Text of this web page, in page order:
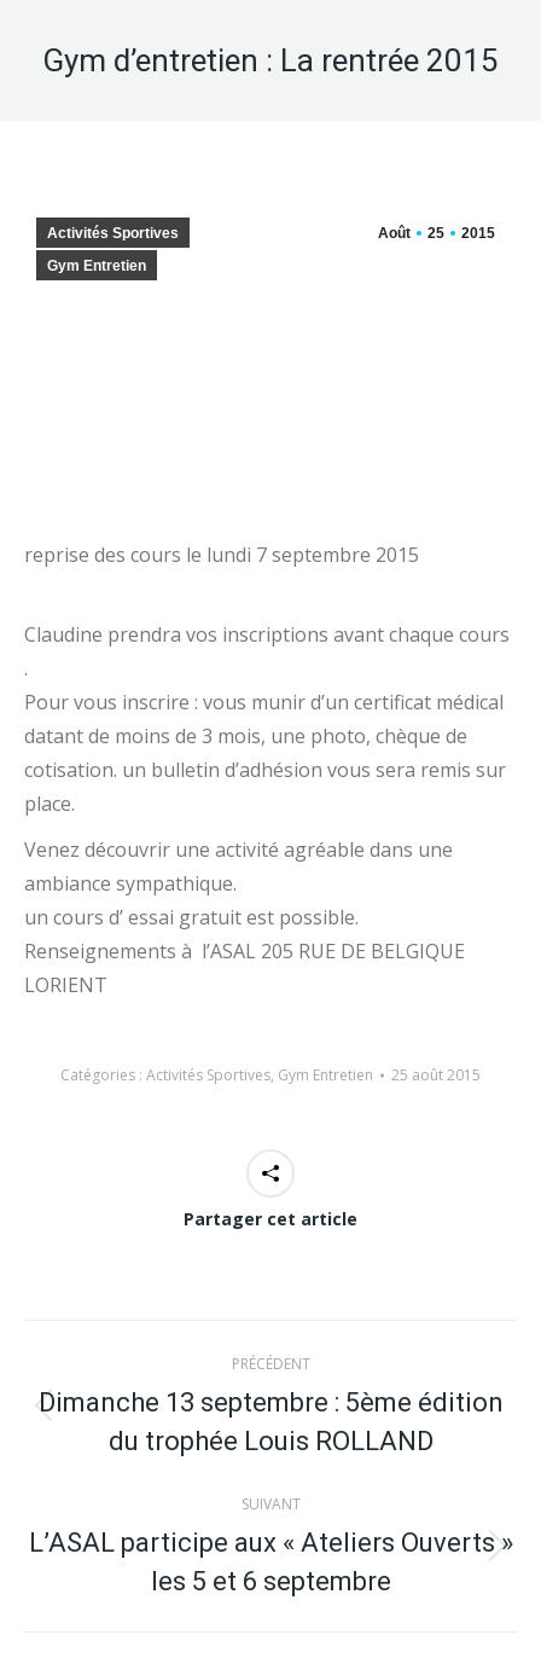
Gym d’entretien : La rentrée 2015
Août 25 2015
Activités Sportives
Gym Entretien
reprise des cours le lundi 7 septembre 2015
C​laudine prendra vos inscriptions avant chaque cours ​
.
​Pour vous inscrire : vous​ ​​munir d’un certificat médical ​
datant de moins de 3 mois, une photo, chèque de
cotisation. un bulletin d’adhésion vous sera remis sur
place.
​Venez découvrir une activité agréable dans une
ambiance sympathique​.
​un cours d’ essai​ gratuit​ est possible​.
​Renseignements à​ ​ l’ASAL 205 RUE DE BELGIQUE
LORIENT
Catégories : Activités Sportives, Gym Entretien 25 août 2015
Partager cet article
Navigation
article
PRÉCÉDENT
précédent
Dimanche 13 septembre : 5ème édition
du trophée Louis ROLLAND
SUIVANT
suivant
L’ASAL participe aux « Ateliers Ouverts »
les 5 et 6 septembre